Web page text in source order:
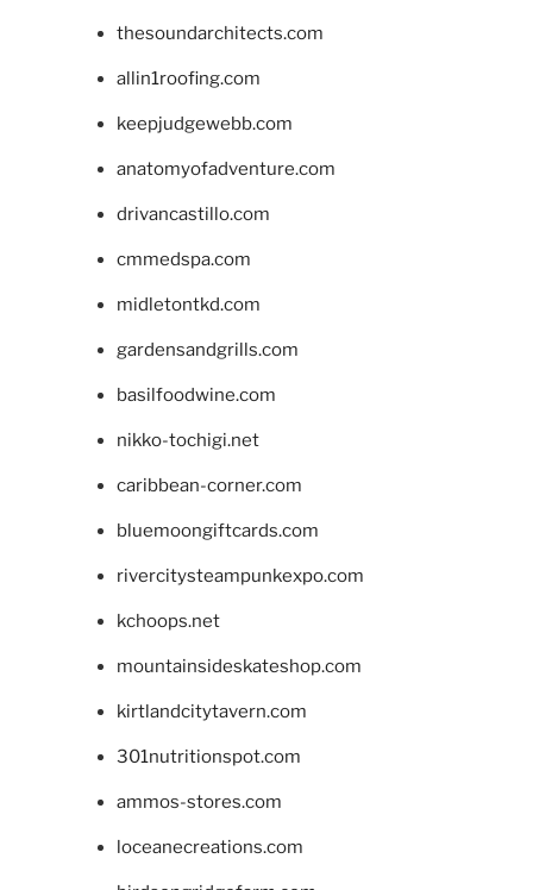
thesoundarchitects.com
allin1roofing.com
keepjudgewebb.com
anatomyofadventure.com
drivancastillo.com
cmmedspa.com
midletontkd.com
gardensandgrills.com
basilfoodwine.com
nikko-tochigi.net
caribbean-corner.com
bluemoongiftcards.com
rivercitysteampunkexpo.com
kchoops.net
mountainsideskateshop.com
kirtlandcitytavern.com
301nutritionspot.com
ammos-stores.com
loceanecreations.com